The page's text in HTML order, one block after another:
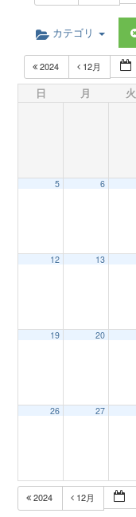
カテゴリ
2024 12月
日 月 火
5 6
12 13
19 20
26 27
2024 12月